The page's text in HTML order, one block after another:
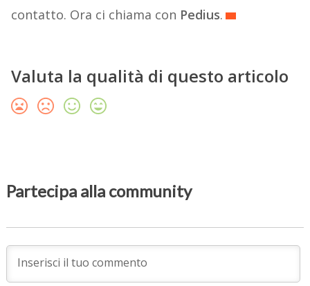
contatto. Ora ci chiama con Pedius.
Valuta la qualità di questo articolo
Partecipa alla community